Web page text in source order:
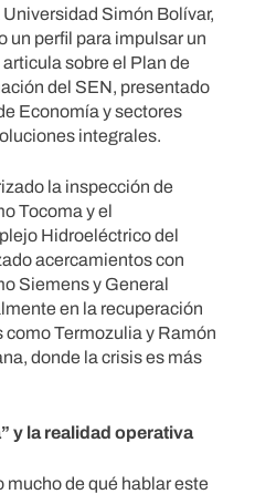
Simón Bolívar,
un perfil para impulsar un
sobre el Plan de
del SEN, presentado
Economía y sectores
integrales.
la inspección de
Tocoma y el
Hidroeléctrico del
acercamientos con
Siemens y General
en la recuperación
Termozulia y Ramón
donde la crisis es más
y la realidad operativa
mucho de qué hablar este